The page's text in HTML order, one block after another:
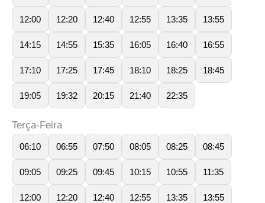
12:00 12:20 12:40 12:55 13:35 13:55
14:15 14:55 15:35 16:05 16:40 16:55
17:10 17:25 17:45 18:10 18:25 18:45
19:05 19:32 20:15 21:40 22:35
Terça-Feira
06:10 06:55 07:50 08:05 08:25 08:45
09:05 09:25 09:45 10:15 10:55 11:35
12:00 12:20 12:40 12:55 13:35 13:55